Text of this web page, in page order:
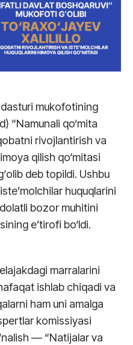
mukofotining
“Namunali qo‘mita
rivojlantirish va
qilish qo‘mitasi
deb topildi. Ushbu
huquqlarini
bozor muhitini
e’tirofi bo‘ldi.
marralarini
ishlab chiqadi va
ham uni amalga
komissiyasi
— “Natijalar va